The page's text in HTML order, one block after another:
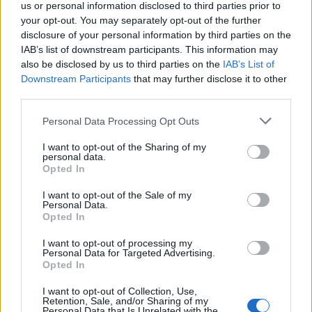
us or personal information disclosed to third parties prior to
your opt-out. You may separately opt-out of the further
disclosure of your personal information by third parties on the
IAB’s list of downstream participants. This information may
also be disclosed by us to third parties on the IAB’s List of
Downstream Participants that may further disclose it to other
Personal Data Processing Opt Outs
I want to opt-out of the Sharing of my
personal data.
Opted In
I want to opt-out of the Sale of my
Personal Data.
Opted In
I want to opt-out of processing my
Personal Data for Targeted Advertising.
Opted In
I want to opt-out of Collection, Use,
Retention, Sale, and/or Sharing of my
E ardhmja e Kombëtares
shqiptare, firmos si
profesionist me gjigantët
e Premier Ligë: “Djall” i
goditjeve të dënimit
Mashtronte në internet
përmes pakove postare,
Prokuroria e Tiranës
dërgon për gjykim
nigerianin
Publikohen pamjet nga
ku humbën jetën nënë e
bir nga Shqipëria, dy
më kokë (VIDEO)
të Vlorës rrezikon qindra